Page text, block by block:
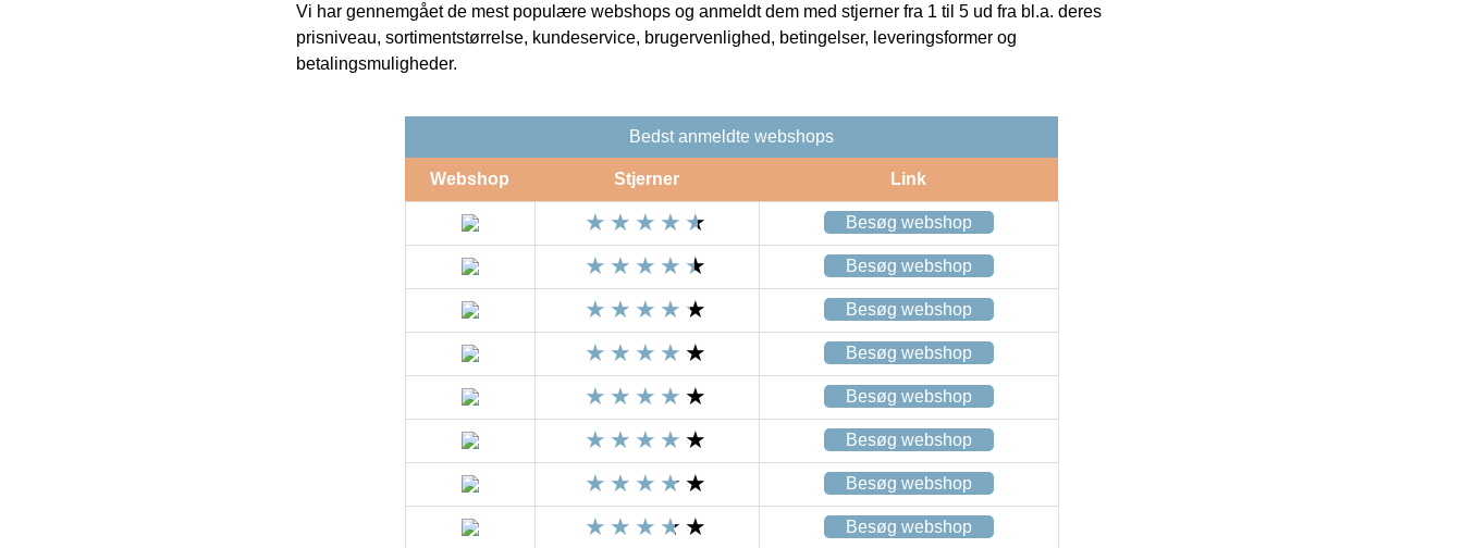
Vi har gennemgået de mest populære webshops og anmeldt dem med stjerner fra 1 til 5 ud fra bl.a. deres
prisniveau, sortimentstørrelse, kundeservice, brugervenlighed, betingelser, leveringsformer og
betalingsmuligheder.
Bedst anmeldte webshops
Webshop Stjerner Link
Besøg webshop
Besøg webshop
Besøg webshop
Besøg webshop
Besøg webshop
Besøg webshop
Besøg webshop
Besøg webshop